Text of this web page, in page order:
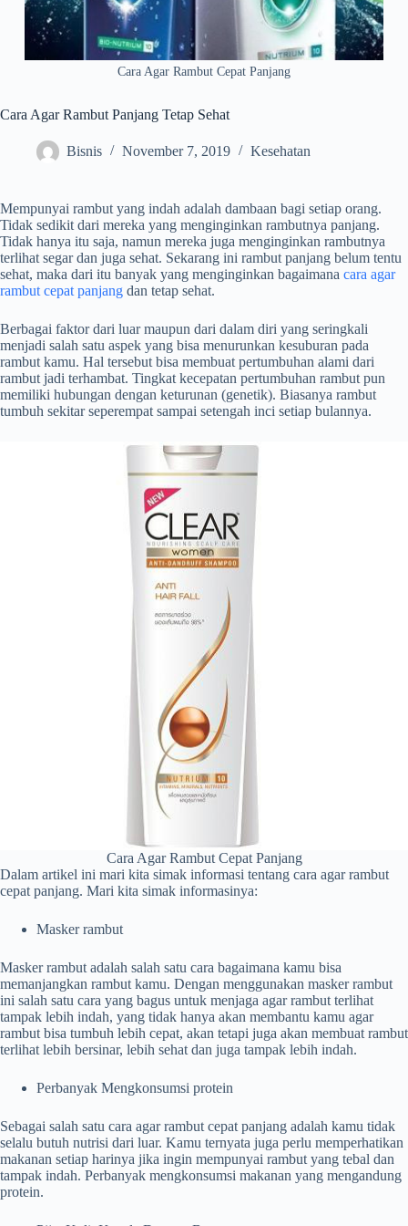
Cara Agar Rambut Cepat Panjang
Cara Agar Rambut Panjang Tetap Sehat
Bisnis November 7, 2019 Kesehatan
Mempunyai rambut yang indah adalah dambaan bagi setiap orang.
Tidak sedikit dari mereka yang menginginkan rambutnya panjang.
Tidak hanya itu saja, namun mereka juga menginginkan rambutnya
terlihat segar dan juga sehat. Sekarang ini rambut panjang belum tentu
sehat, maka dari itu banyak yang menginginkan bagaimana cara agar
rambut cepat panjang dan tetap sehat.
Berbagai faktor dari luar maupun dari dalam diri yang seringkali
menjadi salah satu aspek yang bisa menurunkan kesuburan pada
rambut kamu. Hal tersebut bisa membuat pertumbuhan alami dari
rambut jadi terhambat. Tingkat kecepatan pertumbuhan rambut pun
memiliki hubungan dengan keturunan (genetik). Biasanya rambut
tumbuh sekitar seperempat sampai setengah inci setiap bulannya.
Cara Agar Rambut Cepat Panjang
Dalam artikel ini mari kita simak informasi tentang cara agar rambut
cepat panjang. Mari kita simak informasinya:
Masker rambut
Masker rambut adalah salah satu cara bagaimana kamu bisa
memanjangkan rambut kamu. Dengan menggunakan masker rambut
ini salah satu cara yang bagus untuk menjaga agar rambut terlihat
tampak lebih indah, yang tidak hanya akan membantu kamu agar
rambut bisa tumbuh lebih cepat, akan tetapi juga akan membuat rambut
terlihat lebih bersinar, lebih sehat dan juga tampak lebih indah.
Perbanyak Mengkonsumsi protein
Sebagai salah satu cara agar rambut cepat panjang adalah kamu tidak
selalu butuh nutrisi dari luar. Kamu ternyata juga perlu memperhatikan
makanan setiap harinya jika ingin mempunyai rambut yang tebal dan
tampak indah. Perbanyak mengkonsumsi makanan yang mengandung
protein.